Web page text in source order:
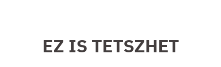
EZ IS TETSZHET